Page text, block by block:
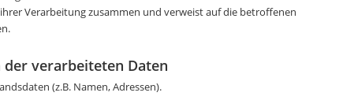
Verarbeitung zusammen und verweist auf die betroffenen
der verarbeiteten Daten
(z.B. Namen, Adressen).